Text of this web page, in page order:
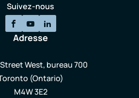
Suivez-nous
Adresse
West, bureau 700
(Ontario)
M4W 3E2